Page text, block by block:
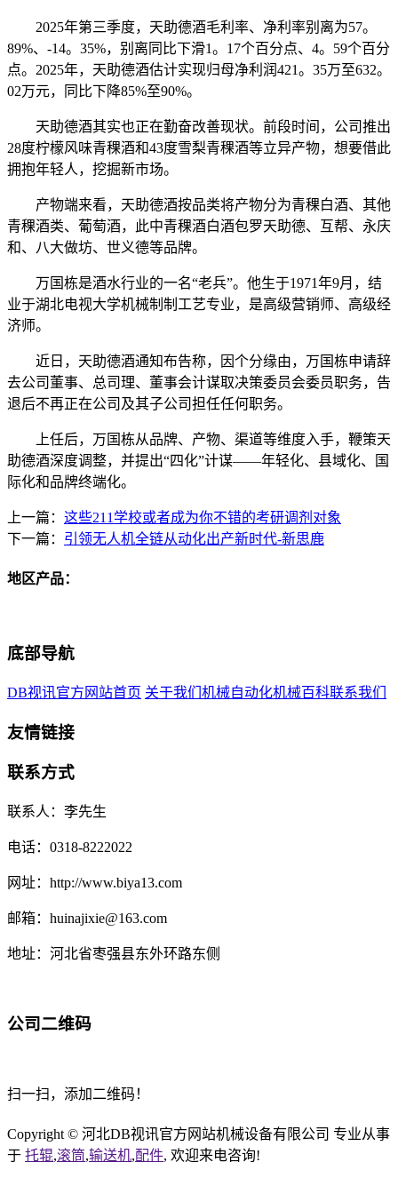
2025年第三季度，天助德酒毛利率、净利率别离为57。
89%、-14。35%，别离同比下滑1。17个百分点、4。59个百分
点。2025年，天助德酒估计实现归母净利润421。35万至632。
02万元，同比下降85%至90%。
天助德酒其实也正在勤奋改善现状。前段时间，公司推出
28度柠檬风味青稞酒和43度雪梨青稞酒等立异产物，想要借此
拥抱年轻人，挖掘新市场。
产物端来看，天助德酒按品类将产物分为青稞白酒、其他
青稞酒类、葡萄酒，此中青稞酒白酒包罗天助德、互帮、永庆
和、八大做坊、世义德等品牌。
万国栋是酒水行业的一名“老兵”。他生于1971年9月，结
业于湖北电视大学机械制制工艺专业，是高级营销师、高级经
济师。
近日，天助德酒通知布告称，因个分缘由，万国栋申请辞
去公司董事、总司理、董事会计谋取决策委员会委员职务，告
退后不再正在公司及其子公司担任任何职务。
上任后，万国栋从品牌、产物、渠道等维度入手，鞭策天
助德酒深度调整，并提出“四化”计谋——年轻化、县域化、国
际化和品牌终端化。
上一篇： 这些211学校或者成为你不错的考研调剂对象
下一篇： 引领无人机全链从动化出产新时代-新思鹿
地区产品：
底部导航
DB视讯官方网站首页 关于我们 机械自动化机械百科联系我们
友情链接
联系方式
联系人：李先生
电话：0318-8222022
网址：http://www.biya13.com
邮箱：huinajixie@163.com
地址：河北省枣强县东外环路东侧
公司二维码
扫一扫，添加二维码！
Copyright © 河北DB视讯官方网站机械设备有限公司 专业从事
于 托辊,滚筒,输送机,配件, 欢迎来电咨询!